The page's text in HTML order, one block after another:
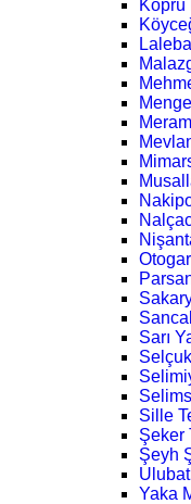
Köprü
Sarı
Sille
Şeker
Şeyh
Yaka